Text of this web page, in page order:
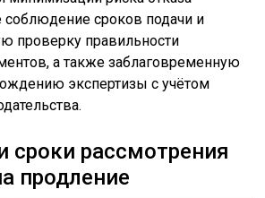
соблюдение сроков подачи и
проверку правильности
а также заблаговременную
экспертизы с учётом
сроки рассмотрения
продление